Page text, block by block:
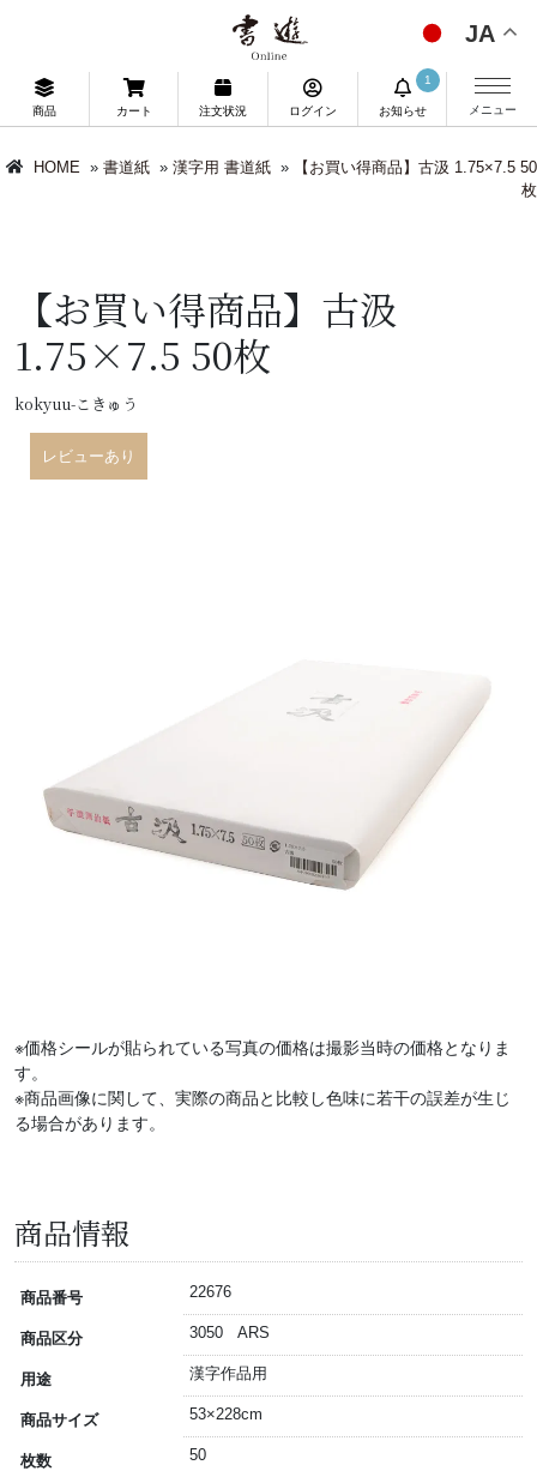
JA
商品 カート 注文状況 ログイン お知らせ
1
メニュー
HOME » 書道紙 » 漢字用 書道紙 »
【お買い得商品】古汲 1.75×7.5 50
枚
【お買い得商品】古汲
1.75×7.5 50枚
kokyuu-こきゅう
レビューあり
※価格シールが貼られている写真の価格は撮影当時の価格となりま
す。
※商品画像に関して、実際の商品と比較し色味に若干の誤差が生じ
る場合があります。
商品情報
商品番号 22676
商品区分 3050 ARS
用途 漢字作品用
商品サイズ 53×228cm
枚数 50